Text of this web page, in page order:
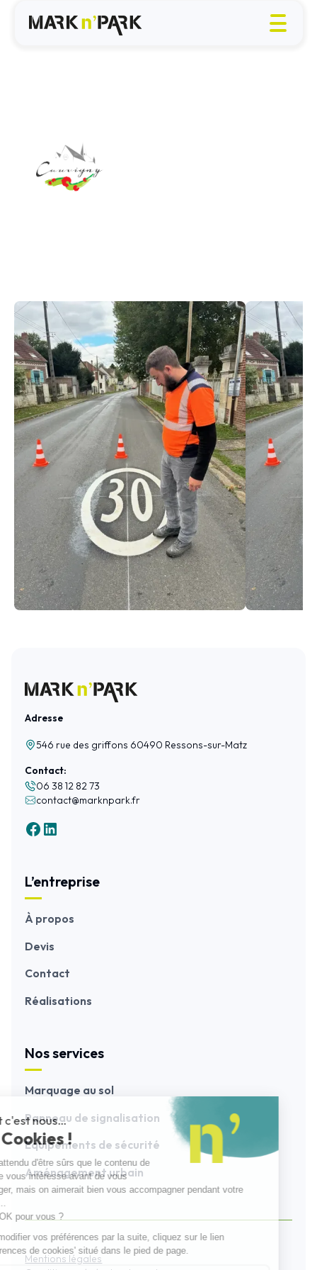
Adresse
546 rue des griffons 60490 Ressons-sur-Matz
Contact:
06 38 12 82 73
contact@marknpark.fr
L’entreprise
À propos
Devis
Contact
Réalisations
Nos services
Marquage au sol
Panneau de signalisation
Equipements de sécurité
Aménagement urbain
Mentions légales